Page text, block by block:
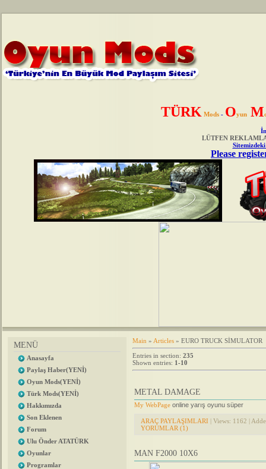
TÜRK Mods - Oyun M
LÜTFEN
Please
MENÜ
Anasayfa
Paylaş Haber(YENİ)
Oyun Mods(YENİ)
Türk Mods(YENİ)
Hakkımızda
Son Eklenen
Forum
Ulu Önder ATATÜRK
Oyunlar
Programlar
Main » Articles » EURO TRUCK SİMULATOR
Entries in section: 235
Shown entries: 1-10
METAL DAMAGE
My WebPage online yarış oyunu süper
ARAÇ PAYLAŞIMLARI | Views: 1162 |
YORUMLAR (1)
MAN F2000 10X6